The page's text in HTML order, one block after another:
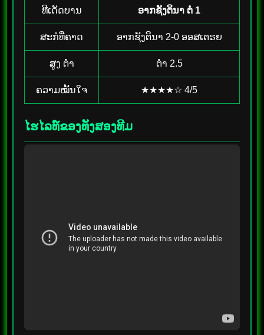
ທີເດັດບານ ອາກຊັງຕິນາ ຕໍ່ 1
ສະກໍທີ່ຄາດ ອາກຊັງຕິນາ 2-0 ອອສເຕຣຍ
ສູງ ຕ່ຳ ຕ່ຳ 2.5
ຄວາມໝັ້ນໃຈ ★★★★☆ 4/5
ໄຮໄລທ໌ຂອງທັງສອງທີມ